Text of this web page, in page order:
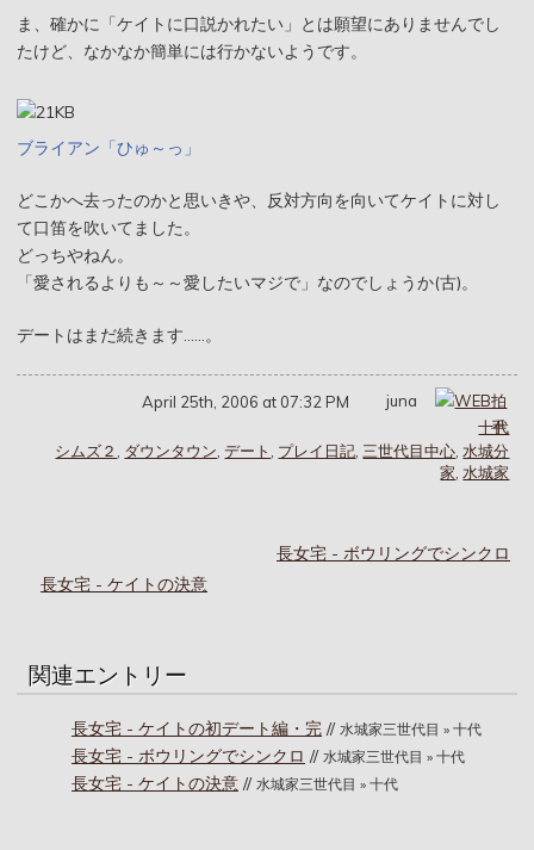
ま、確かに「ケイトに口説かれたい」とは願望にありませんでし
たけど、なかなか簡単には行かないようです。
ブライアン「ひゅ～っ」
どこかへ去ったのかと思いきや、反対方向を向いてケイトに対し
て口笛を吹いてました。
どっちやねん。
「愛されるよりも～～愛したいマジで」なのでしょうか(古)。
デートはまだ続きます……。
April 25th, 2006 at 07:32 PM
juna
十代
シムズ２
ダウンタウン ,デート プレイ日記 三世代目中心 水城分
家 水城家
長女宅 - ボウリングでシンクロ
長女宅 - ケイトの決意
関連エントリー
長女宅 - ケイトの初デート編・完 //水城家三世代目 » 十代
長女宅 - ボウリングでシンクロ //水城家三世代目 » 十代
長女宅 - ケイトの決意 //水城家三世代目 » 十代